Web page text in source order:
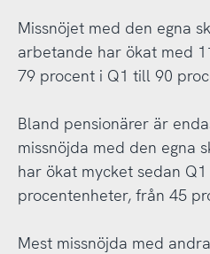
Missnöjet med den egna
arbetande har ökat med
79 procent i Q1 till 90
Bland pensionärer är
missnöjda med den egna
har ökat mycket sedan
procentenheter, från 45
Mest missnöjda med